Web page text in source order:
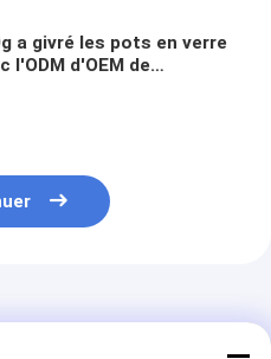
a givré les pots en verre
l'ODM d'OEM de